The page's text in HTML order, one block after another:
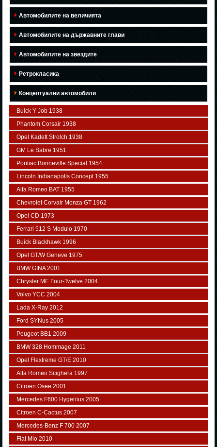
Автомобилите на величията
Автомобилите на държавните глави
Автомобилите на звездите
Ретрокласика
Концептуални автомобили
Buick Y-Job 1938
Phantom Corsair 1938
Opel Kadett Strolch 1938
GM Le Sabre 1951
Pontiac Bonneville Special 1954
Lincoln Indianapolis Concept 1955
Alfa Romeo BAT 1955
Chevrolet Corvair Monza GT 1962
Opel CD 1973
Ferrari 512 S Modulo 1970
Buick Blackhawk 1996
Opel GT/W Geneve 1975
BMW GINA 2001
Chrysler ME Four-Twelve 2004
Volvo YCC 2004
Lada X-Ray 2012
Ford SYNus 2005
Peugeot BB1 2009
BMW 328 Hommage 2011
Opel Flextreme GT/E 2010
Alfa Romeo Scighera 1997
Citroen Osee 2001
Mercedes F600 Hygenius 2005
Citroen C-Cactus 2007
Mercedes-Benz F 700 2007
Fiat Mio 2010